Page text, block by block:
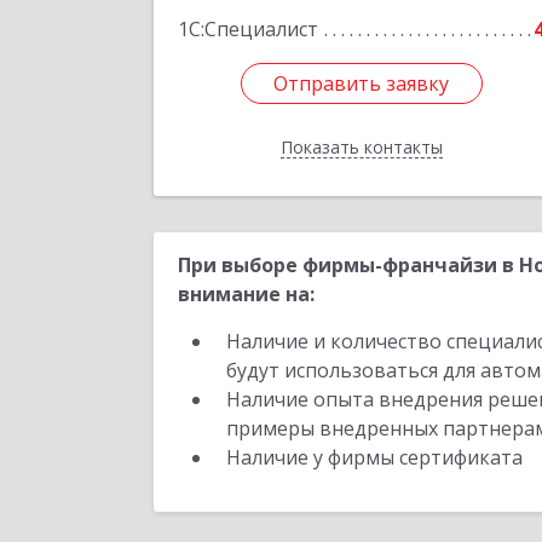
1С:Специалист
Отправить заявку
Показать контакты
Отправить заявку
Назад
При выборе фирмы-франчайзи в
внимание на:
Наличие и количество
будут использоваться для
Наличие опыта внедрения
примеры внедренных
Наличие у фирмы сертификата